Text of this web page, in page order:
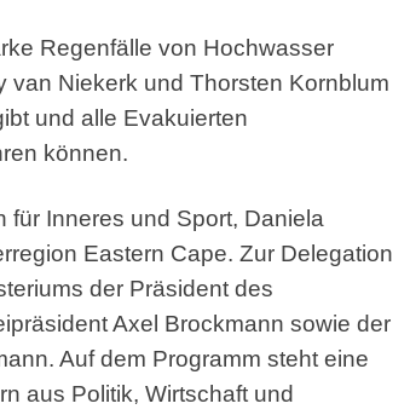
Regenfälle von Hochwasser
van Niekerk und Thorsten Kornblum
und alle Evakuierten
können.
für Inneres und Sport, Daniela
Eastern Cape. Zur Delegation
der Präsident des
Axel Brockmann sowie der
Auf dem Programm steht eine
aus Politik, Wirtschaft und